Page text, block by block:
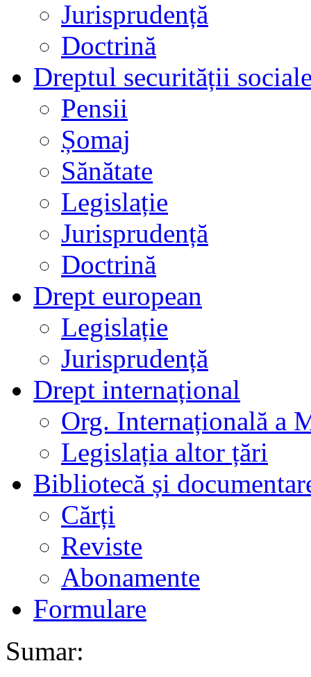
Jurisprudență
Doctrină
Dreptul securității
Pensii
Șomaj
Sănătate
Legislație
Jurisprudență
Doctrină
Drept european
Legislație
Jurisprudență
Drept internațional
Org. Internațională a
Legislația altor țări
Bibliotecă și
Cărți
Reviste
Abonamente
Formulare
Sumar: